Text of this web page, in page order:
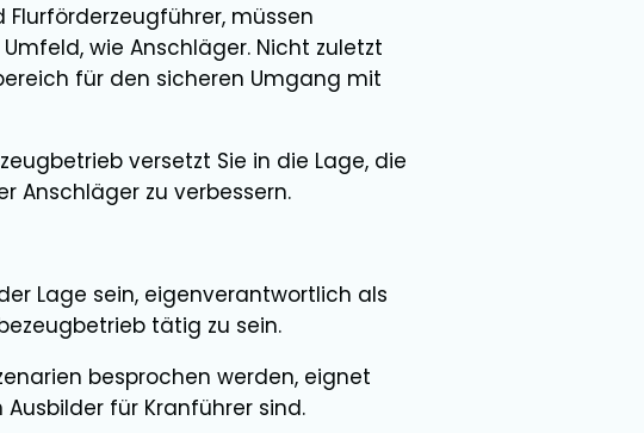
müssen
wie Anschläger. Nicht zuletzt
für den sicheren Umgang mit
versetzt Sie in die Lage, die
Anschläger zu verbessern.
Lage sein, eigenverantwortlich als
tätig zu sein.
besprochen werden, eignet
für Kranführer sind.